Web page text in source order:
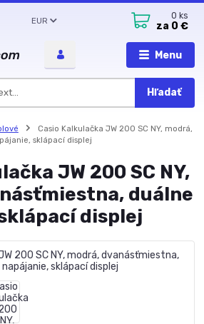
Menu
EUR
Hľadať
0 ks
za 0 €
Casio Kalkulačka JW 200 SC NY, modrá,
sklápací displej
JW 200 SC NY,
duálne
displej